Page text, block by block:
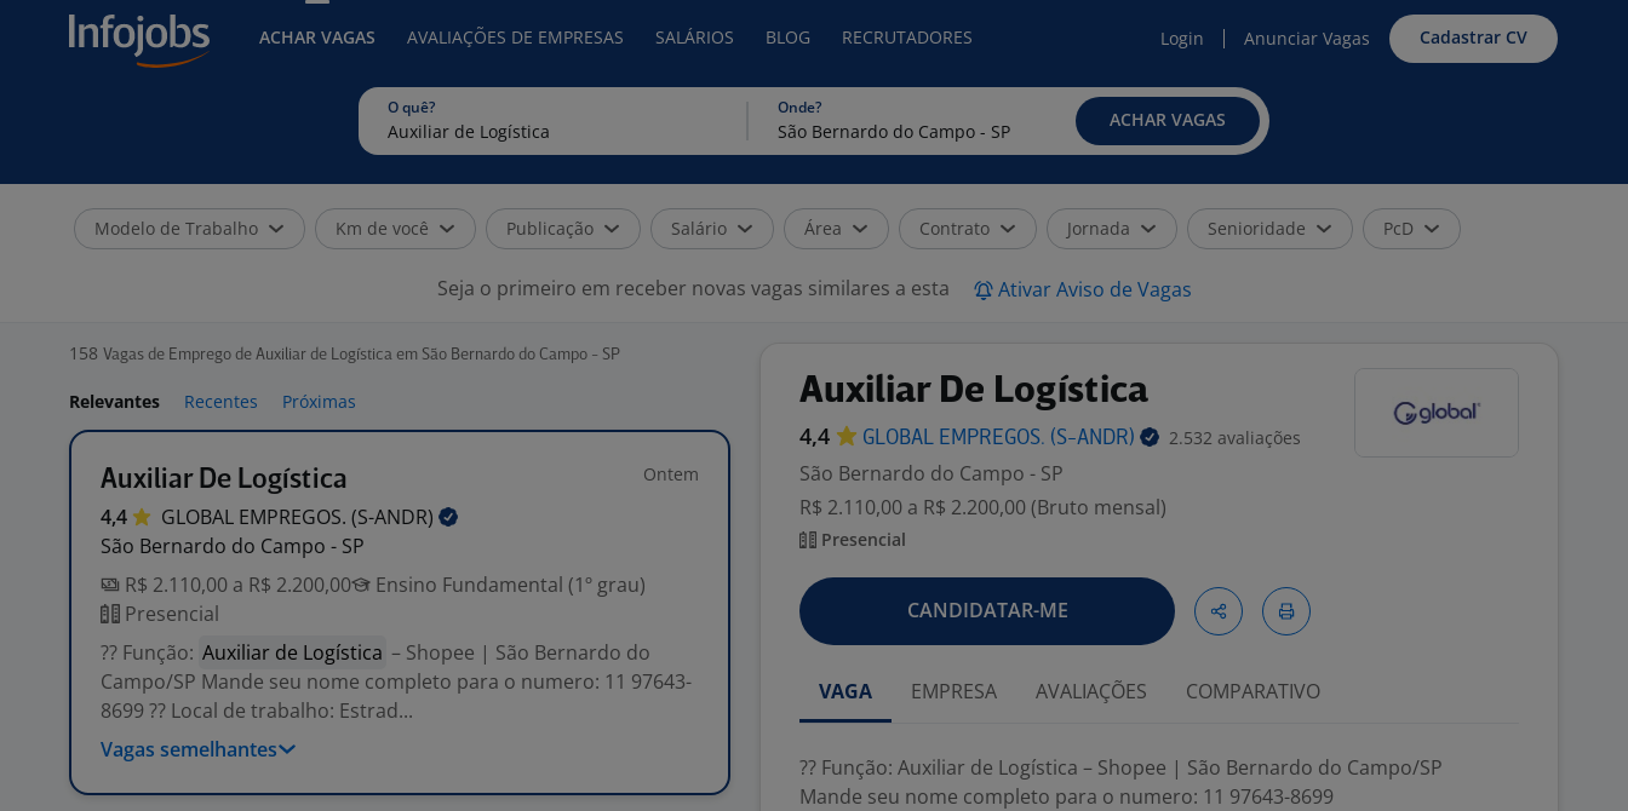
ACHAR VAGAS AVALIAÇÕES DE EMPRESAS SALÁRIOS BLOG RECRUTADORES Login Anunciar Vagas Cadastrar CV
O quê? Onde?
ACHAR VAGAS
Modelo de Trabalho Km de você Publicação Salário Área Contrato Jornada Senioridade PcD
Seja o primeiro em receber novas vagas similares a esta Ativar Aviso de Vagas
158 Vagas de Emprego de Auxiliar de Logística em São Bernardo do Campo - SP
Relevantes Recentes Próximas
Auxiliar De Logística Ontem
4,4 GLOBAL EMPREGOS. (S-ANDR)
São Bernardo do Campo - SP
R$ 2.110,00 a R$ 2.200,00
Ensino Fundamental (1º grau)
Presencial
?? Função: Auxiliar de Logística – Shopee | São Bernardo do
Campo/SP Mande seu nome completo para o numero: 11 97643-
8699 ?? Local de trabalho: Estrad...
Vagas semelhantes
Auxiliar De Logística
4,4 GLOBAL EMPREGOS. (S-ANDR) 2.532 avaliações
São Bernardo do Campo - SP
R$ 2.110,00 a R$ 2.200,00 (Bruto mensal)
Presencial
CANDIDATAR-ME
VAGA EMPRESA AVALIAÇÕES COMPARATIVO
?? Função: Auxiliar de Logística – Shopee | São Bernardo do Campo/SP
Mande seu nome completo para o numero: 11 97643-8699